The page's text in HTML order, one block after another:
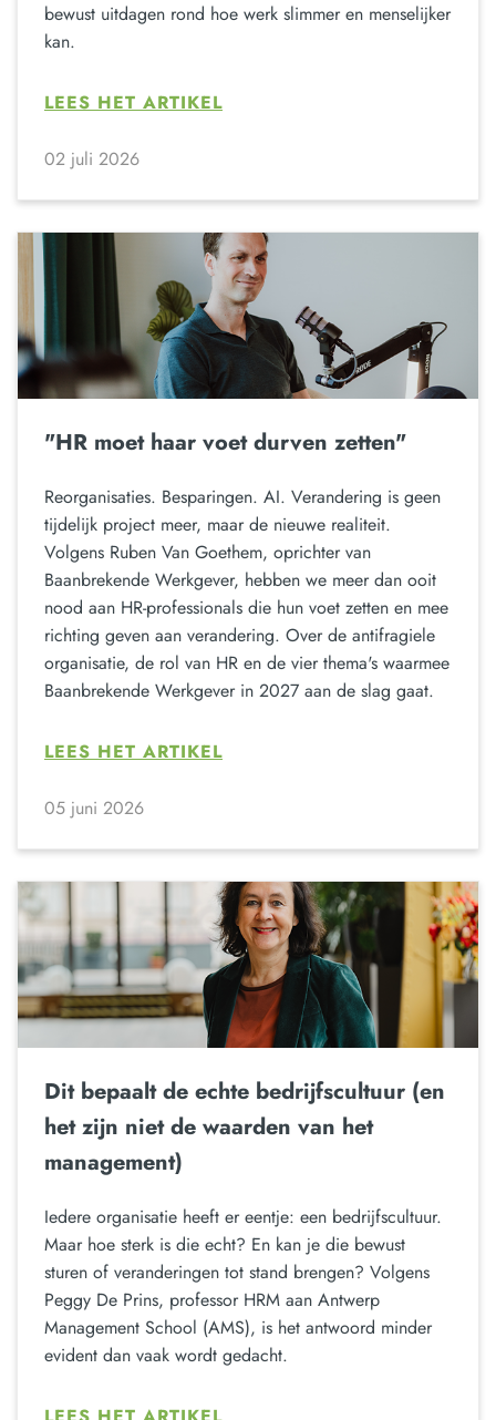
bewust uitdagen rond hoe werk slimmer en menselijker
kan.
LEES HET ARTIKEL
02 juli 2026
"HR moet haar voet durven zetten"
Reorganisaties. Besparingen. AI. Verandering is geen
tijdelijk project meer, maar de nieuwe realiteit.
Volgens Ruben Van Goethem, oprichter van
Baanbrekende Werkgever, hebben we meer dan ooit
nood aan HR-professionals die hun voet zetten en mee
richting geven aan verandering. Over de antifragiele
organisatie, de rol van HR en de vier thema's waarmee
Baanbrekende Werkgever in 2027 aan de slag gaat.
LEES HET ARTIKEL
05 juni 2026
Dit bepaalt de echte bedrijfscultuur (en
het zijn niet de waarden van het
management)
Iedere organisatie heeft er eentje: een bedrijfscultuur.
Maar hoe sterk is die echt? En kan je die bewust
sturen of veranderingen tot stand brengen? Volgens
Peggy De Prins, professor HRM aan Antwerp
Management School (AMS), is het antwoord minder
evident dan vaak wordt gedacht.